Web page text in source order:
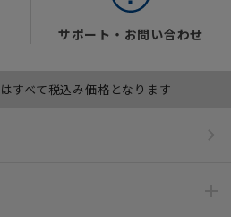
サポート・お問い合わせ
すべて税込み価格となります